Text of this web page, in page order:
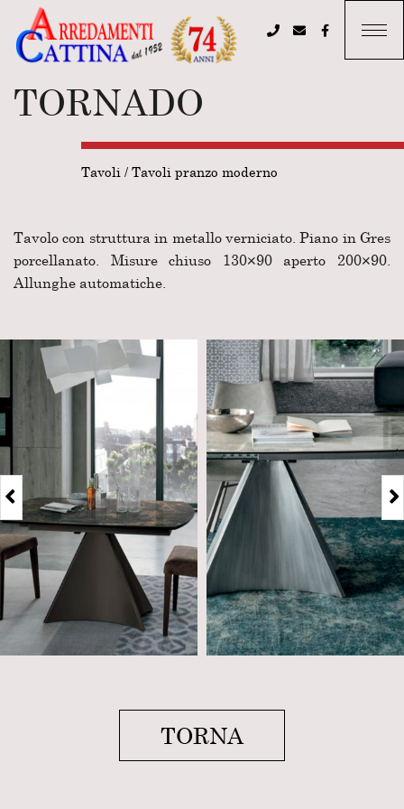
TORNADO
Tavoli / Tavoli pranzo moderno
Tavolo con struttura in metallo verniciato. Piano in Gres
porcellanato. Misure chiuso 130×90 aperto 200×90.
Allunghe automatiche.
TORNA